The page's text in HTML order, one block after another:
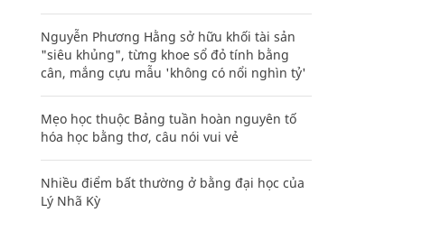
Nguyễn Phương Hằng sở hữu khối tài sản
"siêu khủng", từng khoe sổ đỏ tính bằng
cân, mắng cựu mẫu 'không có nổi nghìn tỷ'
Mẹo học thuộc Bảng tuần hoàn nguyên tố
hóa học bằng thơ, câu nói vui vẻ
Nhiều điểm bất thường ở bằng đại học của
Lý Nhã Kỳ